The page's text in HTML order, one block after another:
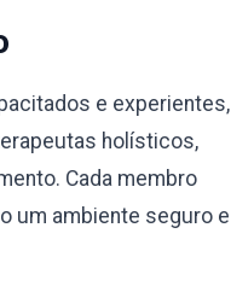
e experientes,
holísticos,
Cada membro
um ambiente seguro e